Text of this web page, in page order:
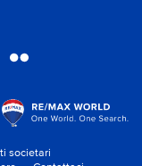
societari